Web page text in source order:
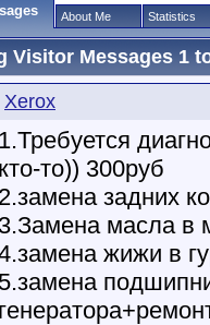
About Me Statistics
Visitor Messages 1
Xerox
1.Требуется
кто-то)) 300руб
2.замена задних
3.Замена масла в
жижи в
5.замена